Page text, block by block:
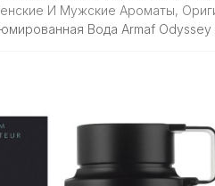
И Мужские Ароматы,
Вода Armaf Odyssey